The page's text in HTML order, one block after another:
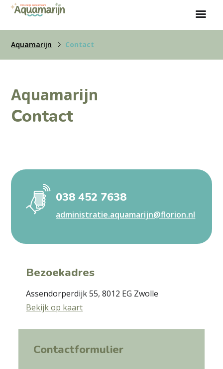
Aquamarijn Contact
Aquamarijn
Contact
038 452 7638
administratie.aquamarijn@florion.nl
Bezoekadres
Assendorperdijk 55, 8012 EG Zwolle
Bekijk op kaart
Contactformulier